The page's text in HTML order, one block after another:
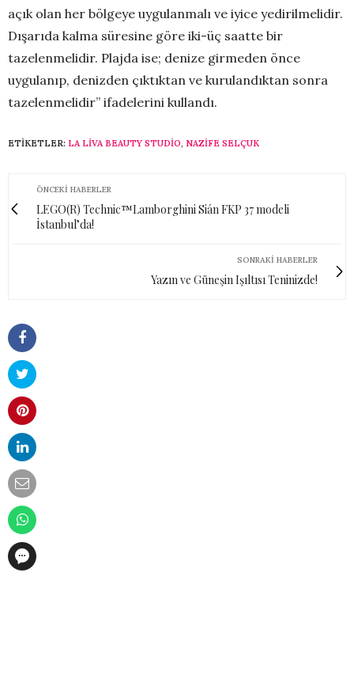
açık olan her bölgeye uygulanmalı ve iyice yedirilmelidir.
Dışarıda kalma süresine göre iki-üç saatte bir
tazelenmelidir. Plajda ise; denize girmeden önce
uygulanıp, denizden çıktıktan ve kurulandıktan sonra
tazelenmelidir” ifadelerini kullandı.
ETIKETLER: LA LIVA BEAUTY STUDIO, NAZIFE SELÇUK
ÖNCEKI HABERLER
LEGO(R) Technic™Lamborghini Sián FKP 37 modeli
İstanbul’da!
SONRAKI HABERLER
Yazın ve Güneşin Işıltısı Teninizde!